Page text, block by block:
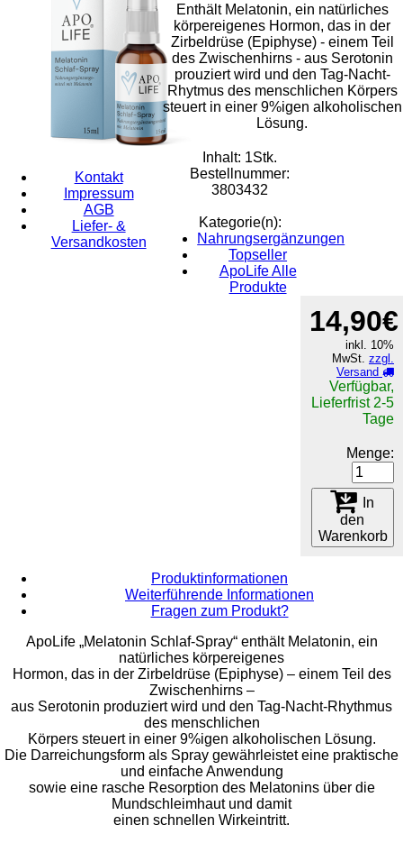
Enthält Melatonin, ein natürliches
körpereigenes Hormon, das in der
Zirbeldrüse (Epiphyse) - einem Teil
des Zwischenhirns - aus Serotonin
prouziert wird und den Tag-Nacht-
Rhytmus des menschlichen Körpers
steuert in einer 9%igen alkoholischen
Lösung.
Inhalt: 1Stk.
Bestellnummer:
3803432
Kategorie(n):
Nahrungsergänzungen
Topseller
ApoLife Alle
Produkte
14,90€
inkl. 10%
MwSt. zzgl.
Versand
Verfügbar,
Lieferfrist 2-5
Tage
Menge:
In
den
Warenkorb
Produktinformationen
Weiterführende Informationen
Fragen zum Produkt?
ApoLife „Melatonin Schlaf-Spray“ enthält Melatonin, ein
natürliches körpereigenes
Hormon, das in der Zirbeldrüse (Epiphyse) – einem Teil des
Zwischenhirns –
aus Serotonin produziert wird und den Tag-Nacht-Rhythmus
des menschlichen
Körpers steuert in einer 9%igen alkoholischen Lösung.
Die Darreichungsform als Spray gewährleistet eine praktische
und einfache Anwendung
sowie eine rasche Resorption des Melatonins über die
Mundschleimhaut und damit
einen schnellen Wirkeintritt.
Kontakt
Impressum
AGB
Liefer- &
Versandkosten